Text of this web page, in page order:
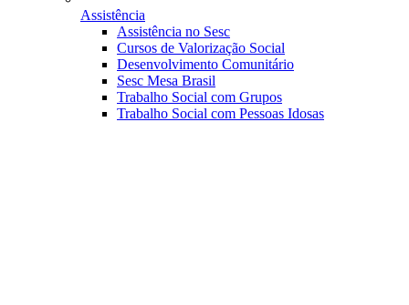
Assistência
Assistência no Sesc
Cursos de Valorização Social
Desenvolvimento Comunitário
Sesc Mesa Brasil
Trabalho Social com Grupos
Trabalho Social com Pessoas Idosas